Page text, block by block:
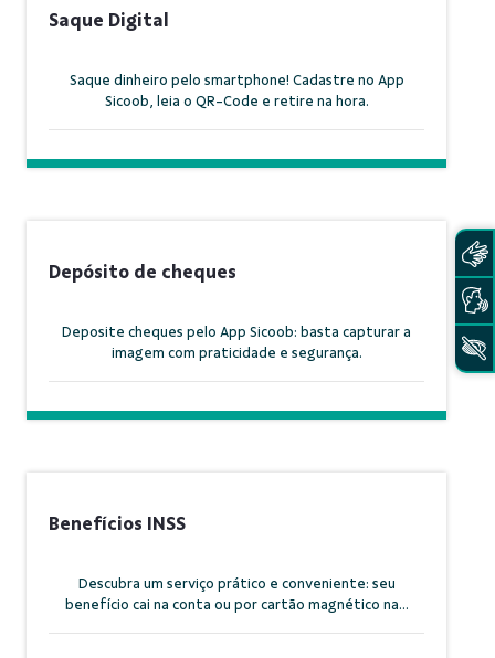
Saque Digital
Saque dinheiro pelo smartphone! Cadastre no App
Sicoob, leia o QR-Code e retire na hora.
Depósito de cheques
Deposite cheques pelo App Sicoob: basta capturar a
imagem com praticidade e segurança.
Benefícios INSS
Descubra um serviço prático e conveniente: seu
benefício cai na conta ou por cartão magnético na...